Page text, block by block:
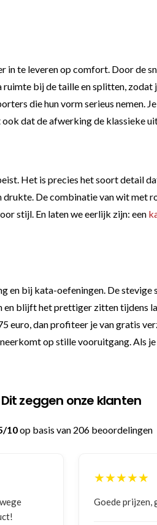
te leveren op comfort. Door de
bij de taille en splitten, zodat
die hun vorm serieus
dat de afwerking de klassieke
Het is precies het soort detail
De combinatie van wit met
stijl. En laten we eerlijk zijn: een
bij kata-oefeningen. De
blijft het prettiger zitten tijdens
dan profiteer je van gratis
op stille vooruitgang. Als
Dit zeggen onze klanten
10op basis van 206 beoordelingen
★★★★★
Goede prijzen,